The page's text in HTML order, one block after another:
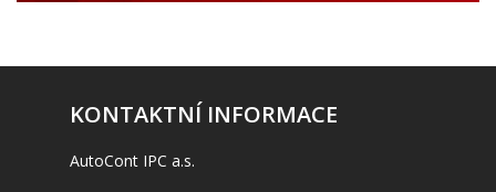
KONTAKTNÍ INFORMACE
AutoCont IPC a.s.